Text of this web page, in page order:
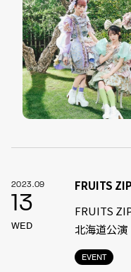
2023.09
13
WED
EVENT
FRUITS
FRUITS
北海道公演